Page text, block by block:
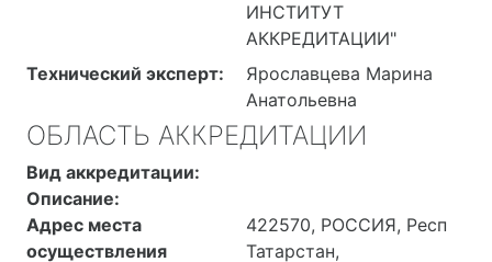
ИНСТИТУТ
АККРЕДИТАЦИИ"
Технический эксперт:
Ярославцева Марина
Анатольевна
ОБЛАСТЬ АККРЕДИТАЦИИ
Вид аккредитации:
Описание:
Адрес места
осуществления
422570, РОССИЯ, Респ
Татарстан,